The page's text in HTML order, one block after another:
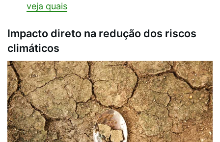
veja quais
Impacto direto na redução dos riscos
climáticos